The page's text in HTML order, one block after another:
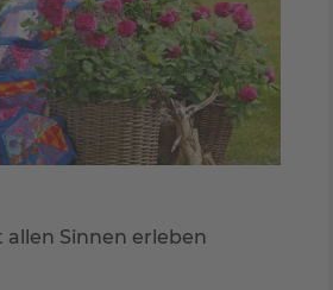
allen Sinnen erleben